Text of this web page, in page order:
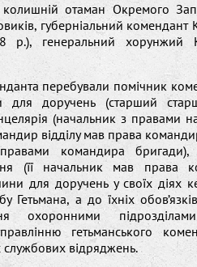
отаман Окремого
губерніальний комендант
р.), генеральний хорунжий
перебували помічник
для доручень (старший
(начальник з правами
відділу мав права
командира бригади),
(її начальник мав права
для доручень у своїх діях
Гетьмана, а до їхніх
охоронними
гетьманського
відряджень.